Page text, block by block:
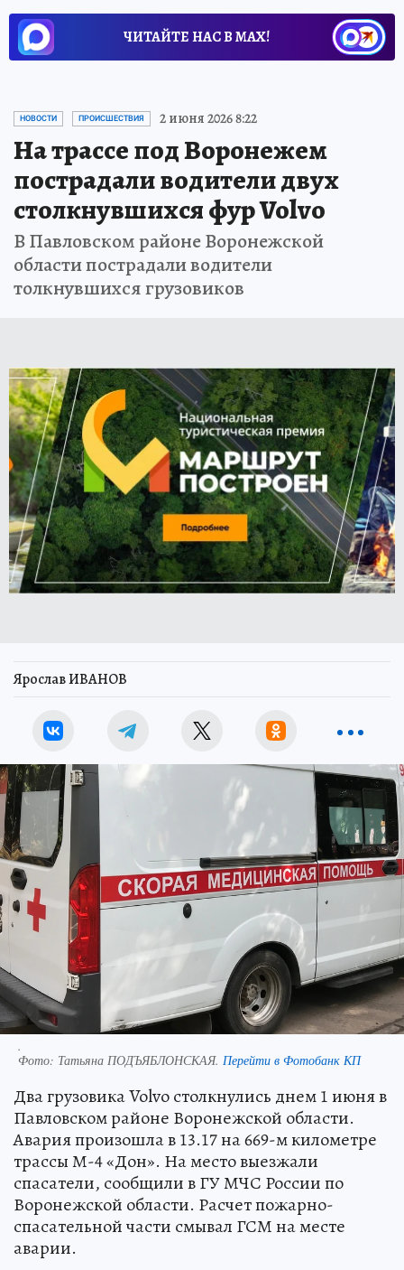
ЧИТАЙТЕ НАС В МАХ!
НОВОСТИ ПРОИСШЕСТВИЯ 2 июня 2026 8:22
На трассе под Воронежем
пострадали водители двух
столкнувшихся фур Volvo
В Павловском районе Воронежской
области пострадали водители
толкнувшихся грузовиков
Ярослав ИВАНОВ
.
Фото: Татьяна ПОДЪЯБЛОНСКАЯ. Перейти в Фотобанк КП
Два грузовика Volvo столкнулись днем 1 июня в
Павловском районе Воронежской области.
Авария произошла в 13.17 на 669-м километре
трассы М-4 «Дон». На место выезжали
спасатели, сообщили в ГУ МЧС России по
Воронежской области. Расчет пожарно-
спасательной части смывал ГСМ на месте
аварии.